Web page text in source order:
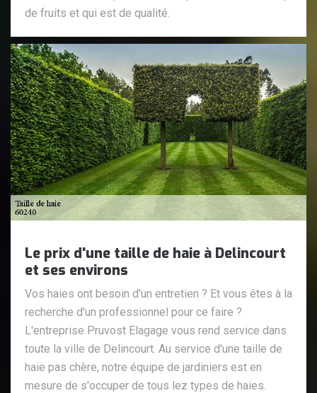
de fruits et qui est de qualité.
Le prix d'une taille de haie à Delincourt
et ses environs
Vos haies ont besoin d'un entretien ? Et vous êtes à la
recherche d'un professionnel pour ce faire ?
L'entreprise Pruvost Elagage vous rend service dans
toute la ville de Delincourt. Au service d'une taille de
haie pas chère, notre équipe de jardiniers est en
mesure de s'occuper de tous lez types de haies.